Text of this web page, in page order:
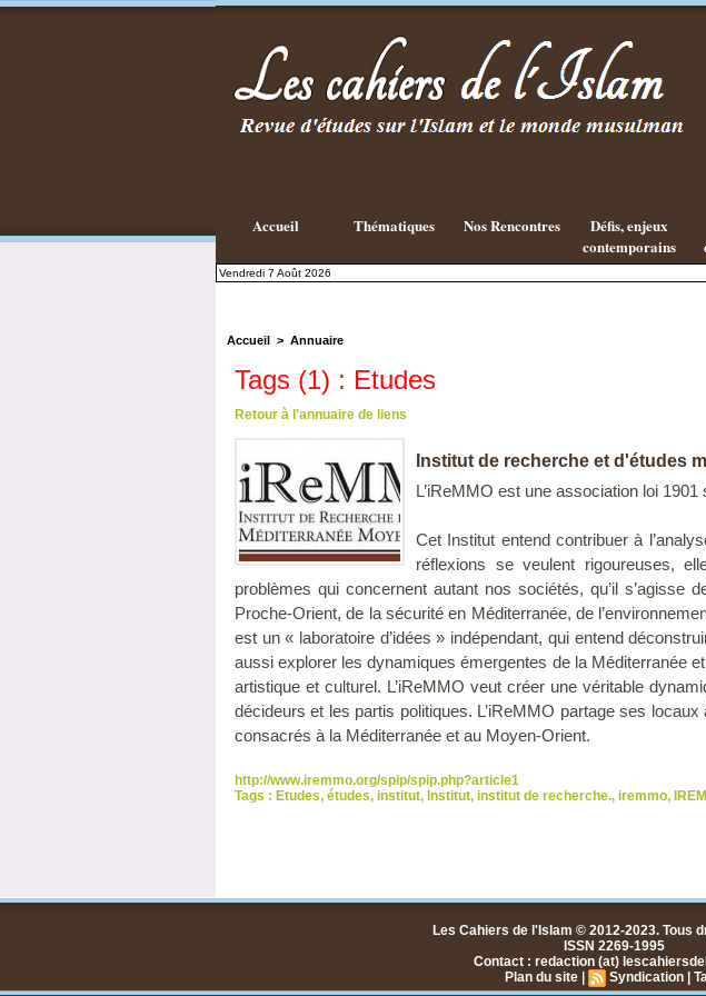
Accueil Thématiques Nos Rencontres
Défis, enjeux
contemporains
Vendredi 7 Août 2026
Accueil > Annuaire
Tags (1) : Etudes
Retour à l'annuaire de liens
Institut de recherche et d'études
L’iReMMO est une association loi 1901
Cet Institut entend contribuer à
réflexions se veulent rigoureuses,
problèmes qui concernent autant nos sociétés, qu’il s’agisse
Proche-Orient, de la sécurité en Méditerranée, de
est un « laboratoire d’idées » indépendant, qui entend
aussi explorer les dynamiques émergentes de la Méditerranée
artistique et culturel. L’iReMMO veut créer une véritable
décideurs et les partis politiques. L’iReMMO partage ses
consacrés à la Méditerranée et au Moyen-Orient.
http://www.iremmo.org/spip/spip.php?article1
Tags : Etudes, études, institut, Institut, institut de recherche., iremmo,
Les Cahiers de l'Islam © 2012-2023. Tous
ISSN 2269-1995
Contact : redaction (at)
Plan du site
Syndication